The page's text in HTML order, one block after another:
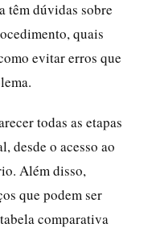
têm dúvidas sobre
quais
evitar erros que
todas as etapas
desde o acesso ao
Além disso,
que podem ser
comparativa